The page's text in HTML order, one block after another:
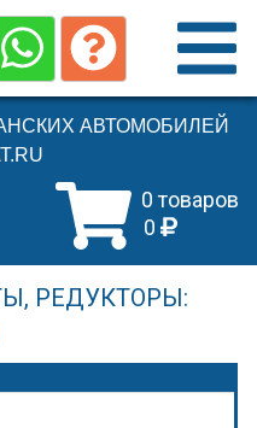
АВТОМОБИЛЕЙ
0 товаров
0
РЕДУКТОРЫ: